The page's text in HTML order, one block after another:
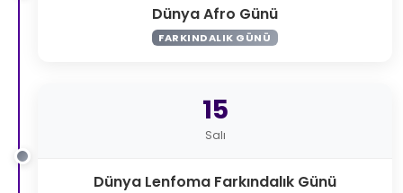
Dünya Afro Günü
FARKINDALIK GÜNÜ
15
Salı
Dünya Lenfoma Farkındalık Günü